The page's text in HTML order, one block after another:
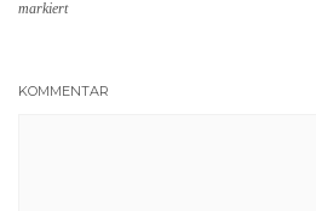
markiert
KOMMENTAR